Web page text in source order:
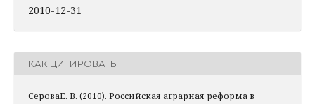
2010-12-31
КАК ЦИТИРОВАТЬ
СероваЕ. В. (2010). Российская аграрная реформа в